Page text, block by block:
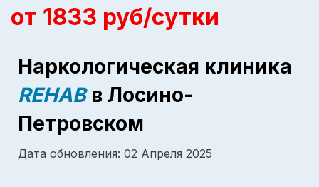
от 1833 руб/сутки
Наркологическая клиника
REHABв Лосино-
Петровском
Дата обновления: 02 Апреля 2025